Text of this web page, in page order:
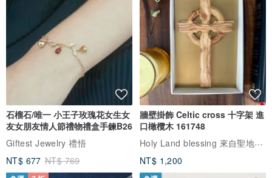
石榴石/唯一 小王子玫瑰花女生女
友女朋友情人節禮物禮盒手鍊B26
Giftest Jewelry 禮悟
NT$ 677 NT$ 769
牆壁掛飾 Celtic cross 十字架 進
口橄欖木 161748
Holy Land blessing 來自聖地的祝福
NT$ 1,200